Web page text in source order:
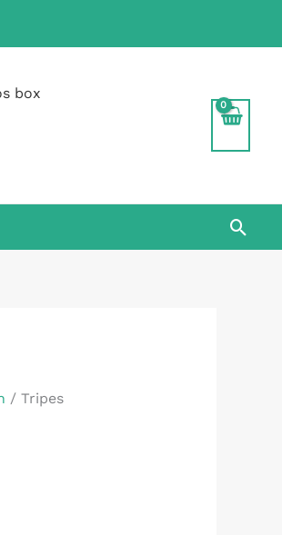
box
/ Tripes